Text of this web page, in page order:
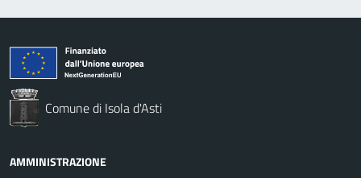
Comune di Isola d'Asti
AMMINISTRAZIONE